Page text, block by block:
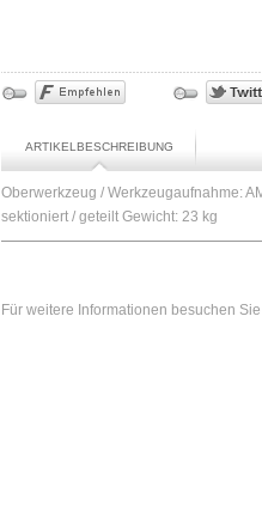
ARTIKELBESCHREIBUNG
Oberwerkzeug / Werkzeugaufnahme:
sektioniert / geteilt Gewicht: 23 kg
Für weitere Informationen besuchen